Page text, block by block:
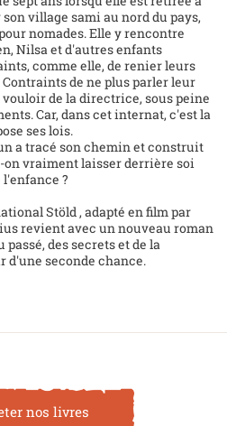
village sami au nord du pays,
nomades. Elle y rencontre
Nilsa et d'autres enfants
comme elle, de renier leurs
de ne plus parler leur
de la directrice, sous peine
Car, dans cet internat, c'est la
ses lois.
a tracé son chemin et construit
on vraiment laisser derrière soi
l'enfance ?
Stöld , adapté en film par
revient avec un nouveau roman
des secrets et de la
d'une seconde chance.
nos livres